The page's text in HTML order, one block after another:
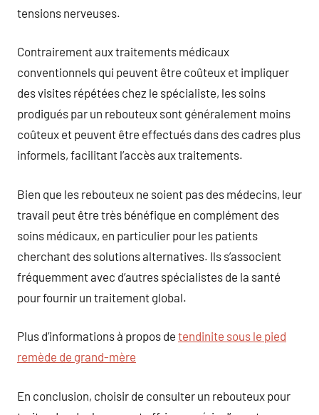
tensions nerveuses.
Contrairement aux traitements médicaux
conventionnels qui peuvent être coûteux et impliquer
des visites répétées chez le spécialiste, les soins
prodigués par un rebouteux sont généralement moins
coûteux et peuvent être effectués dans des cadres plus
informels, facilitant l’accès aux traitements.
Bien que les rebouteux ne soient pas des médecins, leur
travail peut être très bénéfique en complément des
soins médicaux, en particulier pour les patients
cherchant des solutions alternatives. Ils s’associent
fréquemment avec d’autres spécialistes de la santé
pour fournir un traitement global.
Plus d’informations à propos de tendinite sous le pied
remède de grand-mère
En conclusion, choisir de consulter un rebouteux pour